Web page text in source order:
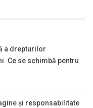
a drepturilor
Ce se schimbă pentru
și responsabilitate